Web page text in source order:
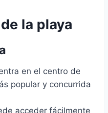
la playa
en el centro de
popular y concurrida
acceder fácilmente